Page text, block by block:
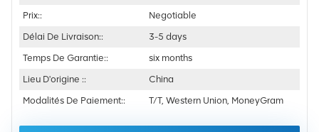
Prix::
Negotiable
Délai De Livraison::
3-5 days
Temps De Garantie::
six months
Lieu D'origine ::
China
Modalités De Paiement::
T/T, Western Union, MoneyGram